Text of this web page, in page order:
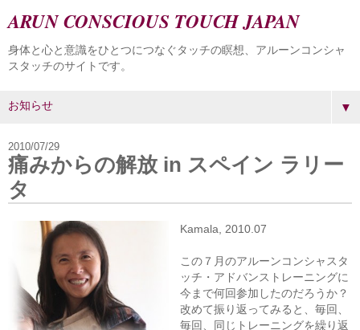
ARUN CONSCIOUS TOUCH JAPAN
身体と心と意識をひとつにつなぐタッチの瞑想、アルーンコンシャ
スタッチのサイトです。
▼
2010/07/29
痛みからの解放 in スペイン ラリー
タ
Kamala, 2010.07
この７月のアルーンコンシャスタ
ッチ・アドバンストレーニングに
今まで何回参加したのだろうか？
改めて振り返ってみると、毎回、
毎回、同じトレーニングを繰り返